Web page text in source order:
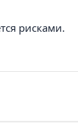
рисками.